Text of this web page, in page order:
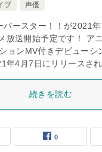
ブ 声優
パースター！！が2021
放送開始予定です！ ア
ョンMV付きデビューシ
年4月7日にリリースさ
続きを読む
0